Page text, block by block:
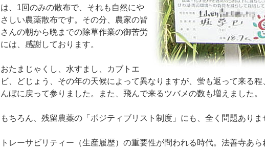
は、1回のみの散布で、それも自然にや
さしい農薬散布です。その分、農家の皆
さんの朝から晩までの除草作業の御苦労
には、感謝しております。
おたまじゃくし、水すまし、カブトエ
ビ、どじょう、その年の天候によって異なりますが、蛍も返って来る程
んぼに戻って参りました。また、飛んで来るツバメの数も増えました。
もちろん、残留農薬の「ポジティブリスト制度」にも、全く問題ありま
トレーサビリティー（生産履歴）の重要性が問われる時代。法善寺あら